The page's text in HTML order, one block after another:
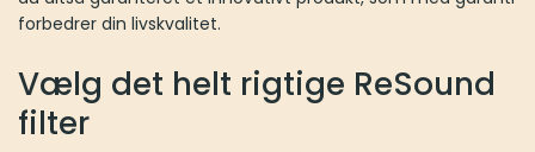
forbedrer din livskvalitet.
Vælg det helt rigtige ReSound
filter